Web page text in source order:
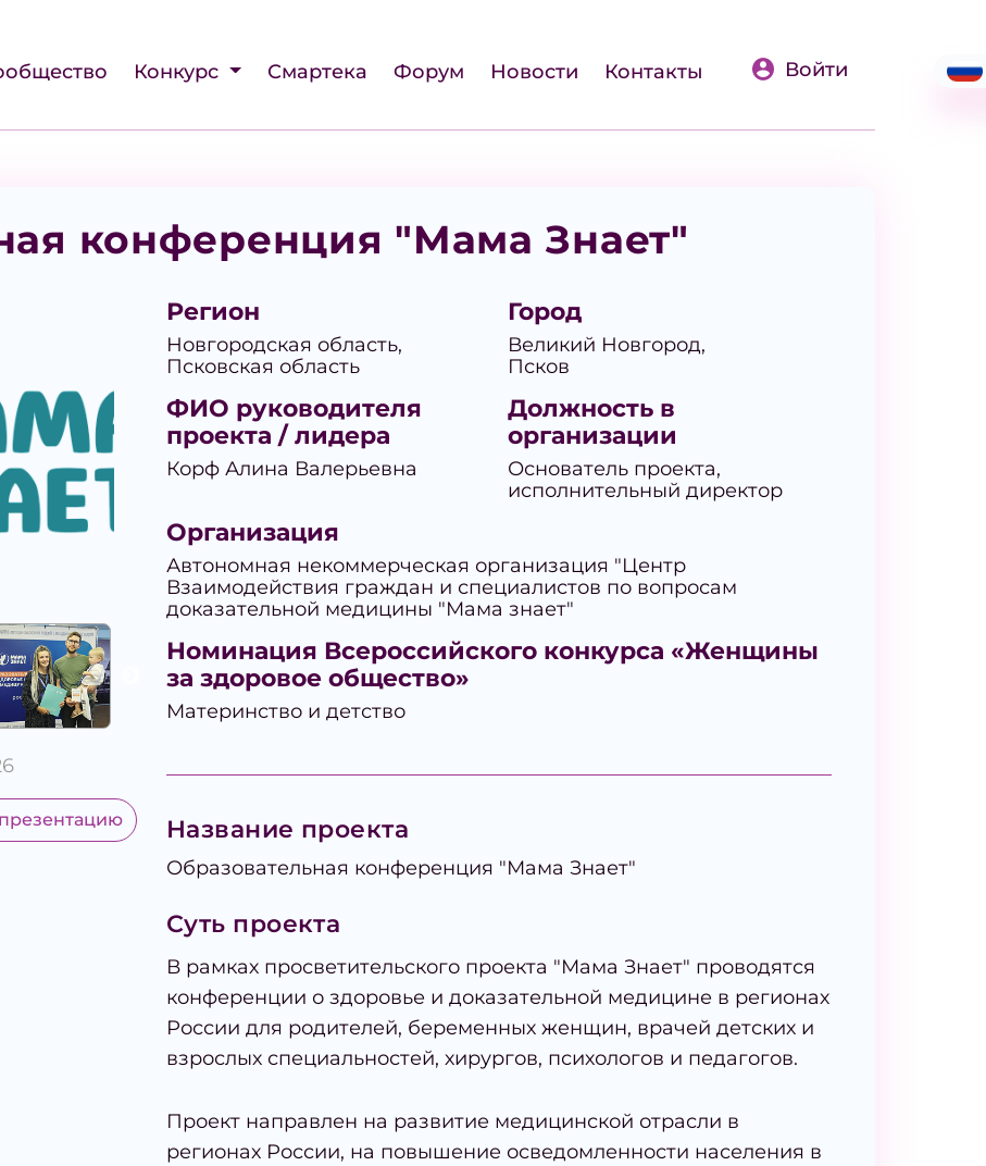
Конкурс Смартека Форум Новости Контакты Войти
конференция "Мама Знает"
Регион
Новгородская область,
Псковская область
Город
Великий Новгород,
Псков
ФИО руководителя
проекта / лидера
Корф Алина Валерьевна
Должность в
организации
Основатель проекта,
исполнительный директор
Организация
Автономная некоммерческая организация "Центр
Взаимодействия граждан и специалистов по вопросам
доказательной медицины "Мама знает"
Номинация Всероссийского конкурса «Женщины
за здоровое общество»
Материнство и детство
Название проекта
Образовательная конференция "Мама Знает"
Суть проекта
В рамках просветительского проекта "Мама Знает" проводятся
конференции о здоровье и доказательной медицине в регионах
России для родителей, беременных женщин, врачей детских и
взрослых специальностей, хирургов, психологов и педагогов.
Проект направлен на развитие медицинской отрасли в
регионах России, на повышение осведомленности населения в